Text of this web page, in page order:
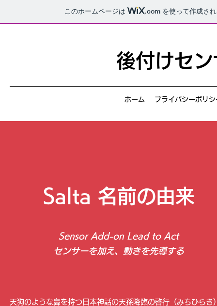
このホームページは .com を使って作成さ
後付けセ
ホーム プライバシーポリシ
Salta 名前の由来
Sensor Add-on Lead to Act
センサーを加え、動きを先導する
天狗のような鼻を持つ日本神話の天孫降臨の啓行（みちひらき